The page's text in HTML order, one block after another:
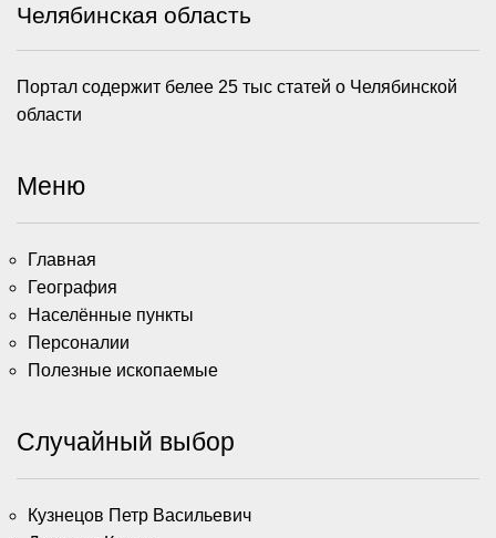
Челябинская область
Портал содержит белее 25 тыс статей о Челябинской
области
Меню
Главная
География
Населённые пункты
Персоналии
Полезные ископаемые
Случайный выбор
Кузнецов Петр Васильевич